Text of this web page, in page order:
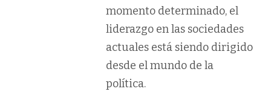
momento determinado, el
liderazgo en las sociedades
actuales está siendo dirigido
desde el mundo de la
política.